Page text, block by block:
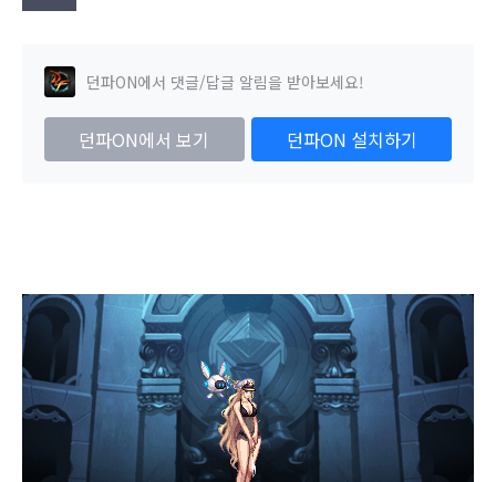
던파ON에서 댓글/답글 알림을 받아보세요!
던파ON에서 보기 던파ON 설치하기